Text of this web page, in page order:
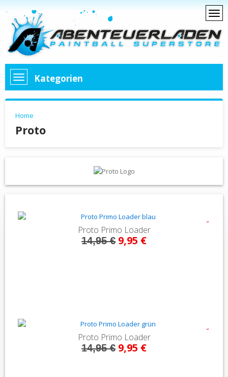
Kategorien
Home
Proto
Proto Primo Loader
14,95 € 9,95 €
Proto Primo Loader
14,95 € 9,95 €